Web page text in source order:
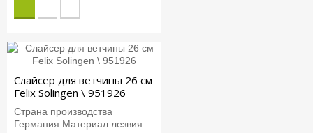
Слайсер для ветчины 26 см
Felix Solingen \ 951926
Страна производства
Германия.Материал лезвия:...